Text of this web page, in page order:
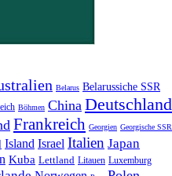
Belarus Belarussiche SSR
Böhmen China Deutschland
Frankreich Georgien Georgische SSR
Island Israel Italien Japan
Kuba Lettland Litauen Luxemburg